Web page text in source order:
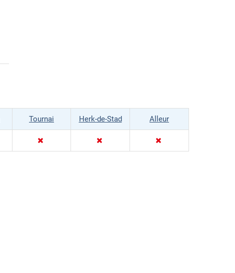
Tournai Herk-de-Stad Alleur